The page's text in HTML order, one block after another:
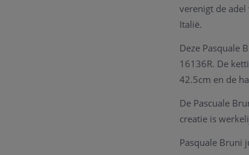
verenigt de
Italië.
Deze Pasquale
16136R. De
42.5cm en de
De Pascuale
creatie is
Pasquale Bruni